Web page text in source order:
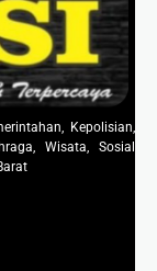
Kepolisian,
Wisata, Sosial